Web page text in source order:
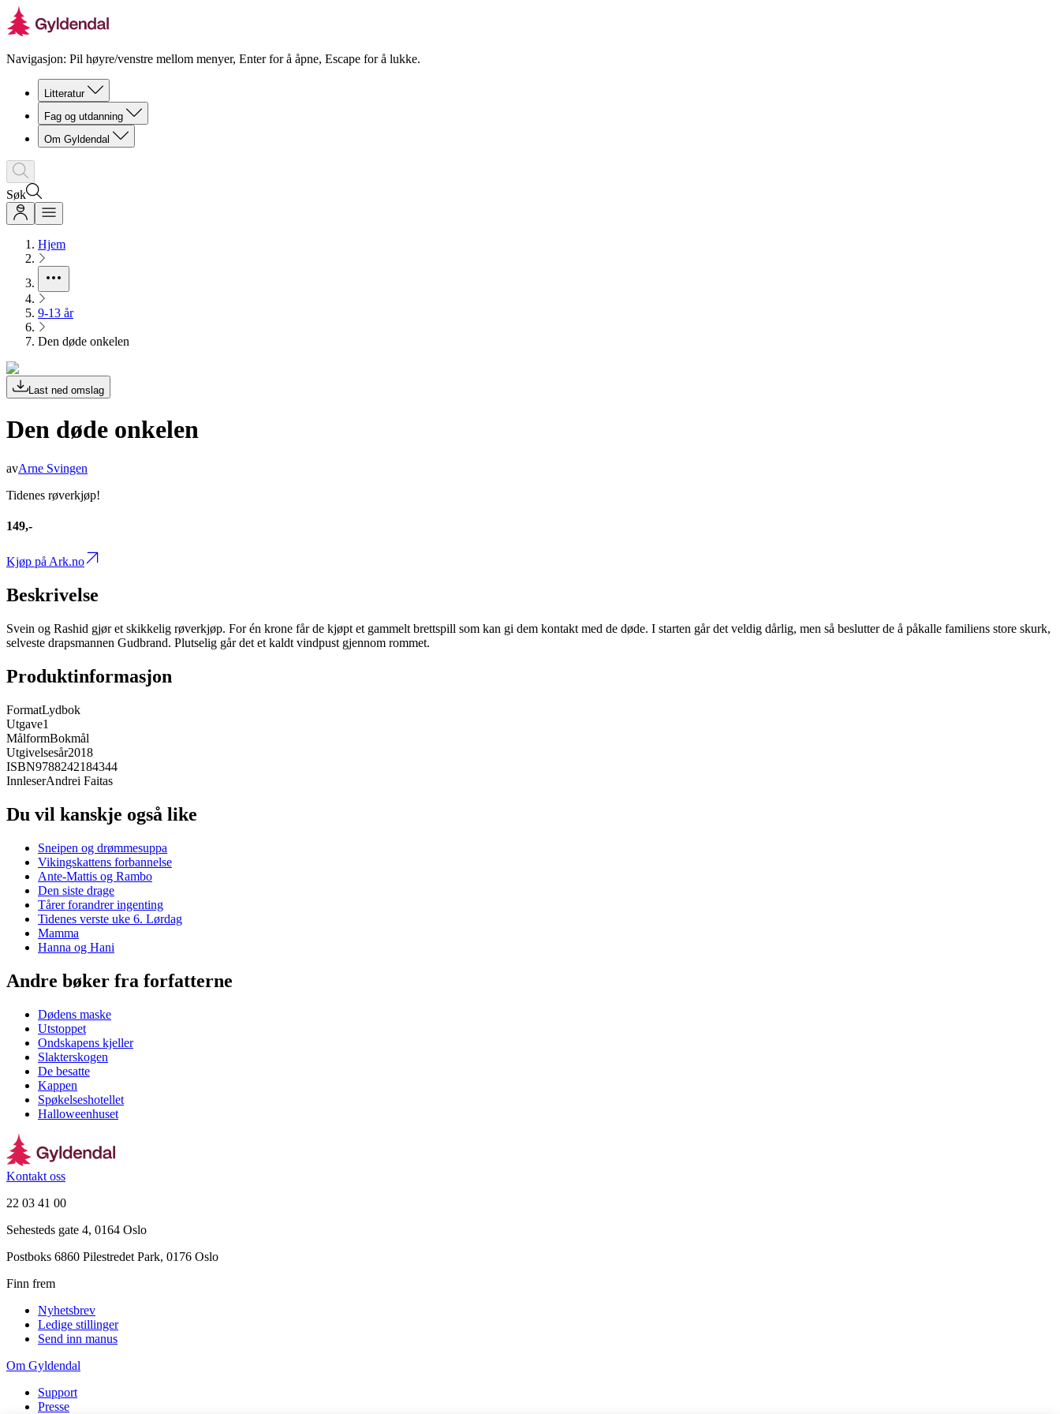
Navigasjon: Pil høyre/venstre mellom menyer, Enter for å åpne, Escape for å lukke.
Litteratur
Fag og utdanning
Om Gyldendal
Søk
Hjem
9-13 år
Den døde onkelen
Last ned omslag
Den døde onkelen
avArne Svingen
Tidenes røverkjøp!
149,-
Kjøp på Ark.no
Beskrivelse
Svein og Rashid gjør et skikkelig røverkjøp. For én krone får de kjøpt et gammelt brettspill som kan gi dem kontakt med de døde. I starten går det veldig dårlig, men så beslutter de å påkalle familiens store skurk,
selveste drapsmannen Gudbrand. Plutselig går det et kaldt vindpust gjennom rommet.
Produktinformasjon
FormatLydbok
Utgave1
MålformBokmål
Utgivelsesår2018
ISBN9788242184344
InnleserAndrei Faitas
Du vil kanskje også like
Sneipen og drømmesuppa
Vikingskattens forbannelse
Ante-Mattis og Rambo
Den siste drage
Tårer forandrer ingenting
Tidenes verste uke 6. Lørdag
Mamma
Hanna og Hani
Andre bøker fra forfatterne
Dødens maske
Utstoppet
Ondskapens kjeller
Slakterskogen
De besatte
Kappen
Spøkelseshotellet
Halloweenhuset
Kontakt oss
22 03 41 00
Sehesteds gate 4, 0164 Oslo
Postboks 6860 Pilestredet Park, 0176 Oslo
Finn frem
Nyhetsbrev
Ledige stillinger
Send inn manus
Om Gyldendal
Support
Presse